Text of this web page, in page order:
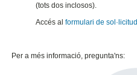
(tots dos inclosos).
Accés alformulari de sol·licitud
Per a més informació, pregunta'ns: